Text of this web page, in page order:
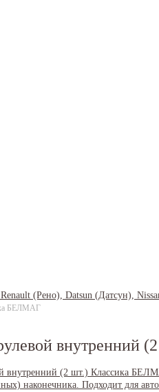
(Рено), Datsun (Датсун),
БЕЛМАГ
внутренний